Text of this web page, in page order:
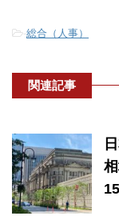
-総合（人事）
関連記事